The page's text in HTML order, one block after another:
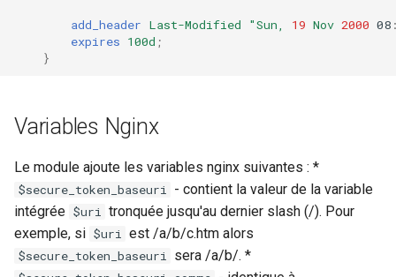
add_header Last-Modified "Sun, 19 Nov 2000 08
expires 100d ;
}
Variables Nginx
Le module ajoute les variables nginx suivantes : *
$secure_token_baseuri - contient la valeur de la variable
intégrée $uri tronquée jusqu'au dernier slash (/). Pour
exemple, si $uri est /a/b/c.htm alors
$secure_token_baseuri sera /a/b/. *